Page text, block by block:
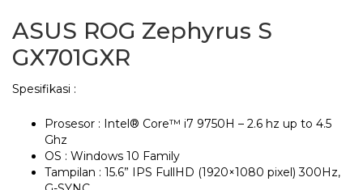
ASUS ROG Zephyrus S
GX701GXR
Spesifikasi :
Prosesor : Intel® Core™ i7 9750H – 2.6 hz up to 4.5
Ghz
OS : Windows 10 Family
Tampilan : 15.6” IPS FullHD (1920×1080 pixel) 300Hz,